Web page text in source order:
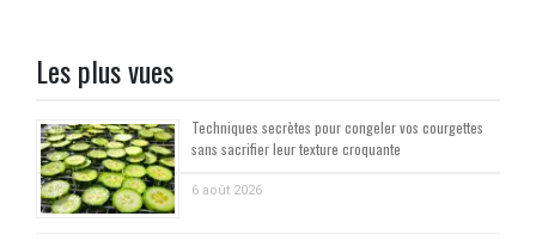
Les plus vues
Techniques secrètes pour congeler vos courgettes
sans sacrifier leur texture croquante
6 août 2026